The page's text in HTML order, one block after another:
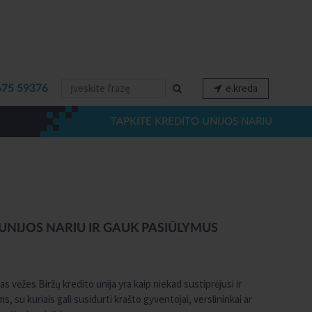
59376 e.kreda
TAPKITE KREDITO UNIJOS NARIU
NARIU IR GAUK PASIŪLYMUS
vėžes Biržų kredito unija yra kaip niekad sustiprėjusi ir
su kuriais gali susidurti krašto gyventojai, verslininkai ar